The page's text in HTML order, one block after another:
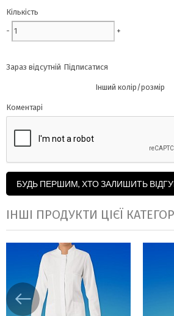
Кількість
- +
Зараз відсутній Підписатися
Інший колір/розмір
Коментарі
БУДЬ ПЕРШИМ, ХТО ЗАЛИШИТЬ
ІНШІ ПРОДУКТИ ЦІЄЇ